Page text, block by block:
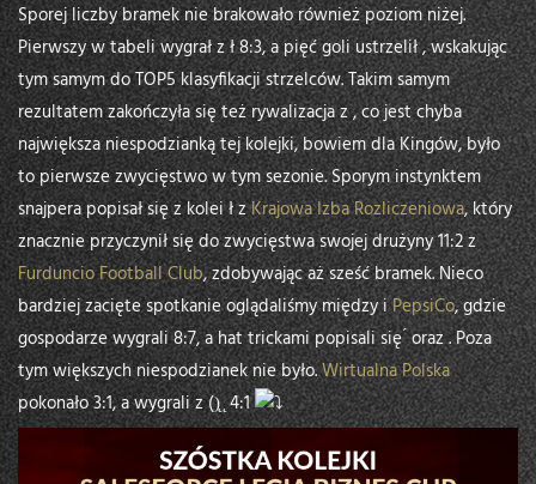
Sporej liczby bramek nie brakowało również poziom niżej.
Pierwszy w tabeli wygrał z ł 8:3, a pięć goli ustrzelił , wskakując
tym samym do TOP5 klasyfikacji strzelców. Takim samym
rezultatem zakończyła się też rywalizacja z , co jest chyba
największa niespodzianką tej kolejki, bowiem dla Kingów, było
to pierwsze zwycięstwo w tym sezonie. Sporym instynktem
snajpera popisał się z kolei ł zKrajowa Izba Rozliczeniowa, który
znacznie przyczynił się do zwycięstwa swojej drużyny 11:2 z
Furduncio Football Club, zdobywając aż sześć bramek. Nieco
bardziej zacięte spotkanie oglądaliśmy między iPepsiCo, gdzie
gospodarze wygrali 8:7, a hat trickami popisali się ́ oraz . Poza
tym większych niespodzianek nie było.Wirtualna Polska
pokonało 3:1, a wygrali z ()̨ ̨ 4:1